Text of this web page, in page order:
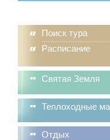
Поиск тура
Расписание
Святая Земля
Теплоходные
Отдых